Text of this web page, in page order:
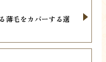
薄毛をカバーする選